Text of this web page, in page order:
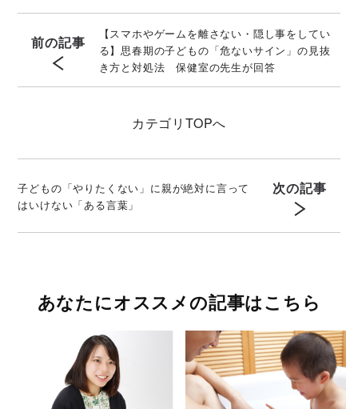
前の記事
【スマホやゲームを離さない・隠し事をしてい
る】思春期の子どもの「危ないサイン」の見抜
き方と対処法 保健室の先生が回答
カテゴリ TOPへ
子どもの「やりたくない」に親が絶対に言って
はいけない「ある言葉」
次の記事
あなたにオススメの記事はこちら